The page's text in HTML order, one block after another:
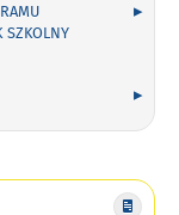
SZKOLNY